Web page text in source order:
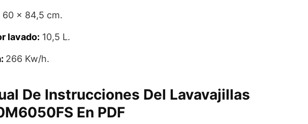
60 x 84,5 cm.
lavado: 10,5 L.
266 Kw/h.
De Instrucciones Del Lavavajillas
En PDF